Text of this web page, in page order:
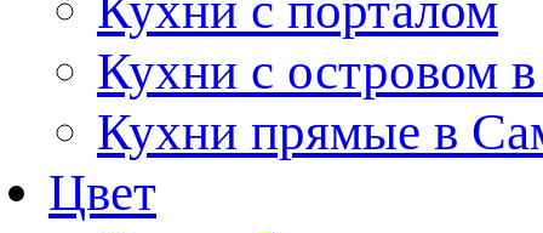
Кухни с островом
Кухни прямые в
Цвет